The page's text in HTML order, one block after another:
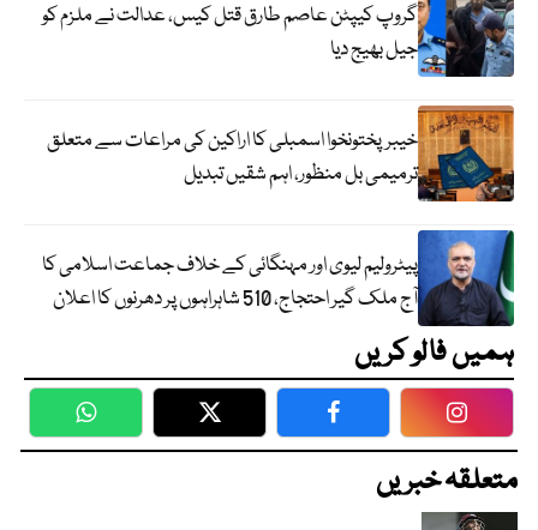
گروپ کیپٹن عاصم طارق قتل کیس، عدالت نے ملزم کو
جیل بھیج دیا
خیبرپختونخوا اسمبلی کا اراکین کی مراعات سے متعلق
ترمیمی بل منظور، اہم شقیں تبدیل
پیٹرولیم لیوی اور مہنگائی کے خلاف جماعت اسلامی کا
آج ملک گیر احتجاج، 510 شاہراہوں پر دھرنوں کا اعلان
ہمیں فالو کریں
WhatsApp Twitter Facebook
متعلقہ خبریں